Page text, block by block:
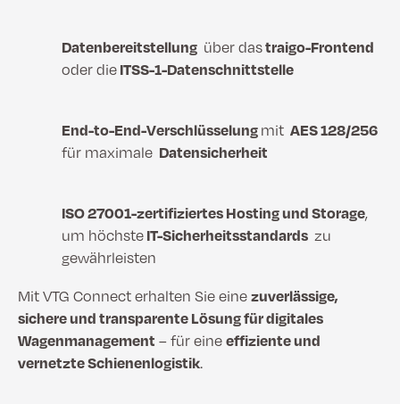
Datenbereitstellung über dastraigo-Frontend
oder dieITSS-1-Datenschnittstelle
End-to-End-Verschlüsselungmit AES 128/256
für maximale Datensicherheit
ISO 27001-zertifiziertes Hosting und Storage,
um höchsteIT-Sicherheitsstandards zu
gewährleisten
Mit VTG Connect erhalten Sie einezuverlässige,
sichere und transparente Lösung für digitales
Wagenmanagement – für eineeffiziente und
vernetzte Schienenlogistik.